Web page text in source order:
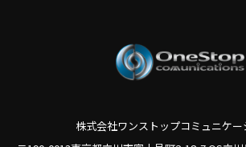
株式会社ワンストップコミュニケ